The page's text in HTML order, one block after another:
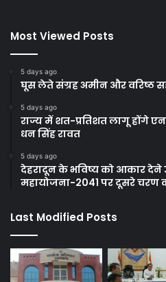
Most Viewed Posts
5 days ago
घूस लेते संग्रह अमीन और वरिष्ठ
5 days ago
राज्य में शत-प्रतिशत लागू होंगे
धन सिंह रावत
5 days ago
देहरादून के भविष्य को आकार देने
महायोजना-2041 पर दूसरे चरण
Last Modified Posts